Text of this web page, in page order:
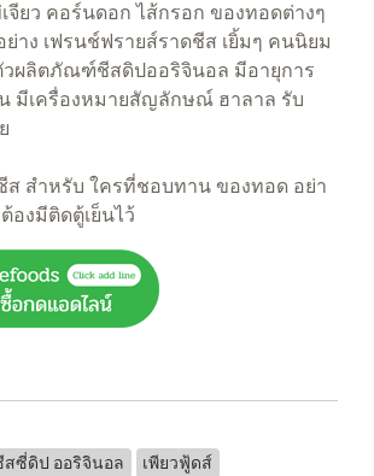
จียว คอร์นดอก ไส้กรอก ของทอดต่างๆ
าง เฟรนช์ฟรายส์ราดชีส เยิ้มๆ คนนิยม
วผลิตภัณฑ์ชีสดิปออริจินอล มีอายุการ
น มีเครื่องหมายสัญลักษณ์ ฮาลาล รับ
ส สำหรับ ใครที่ชอบทาน ของทอด อย่า
องมีติดตู้เย็นไว้
สซี่ดิป ออริจินอล เพียวฟู้ดส์